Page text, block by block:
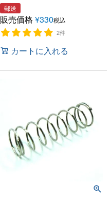
郵送
販売価格 ¥330税込
2件
カートに入れる